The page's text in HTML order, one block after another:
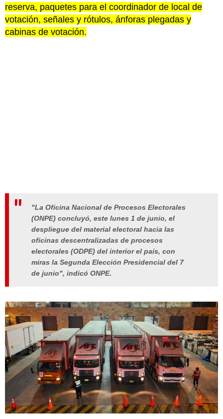
reserva, paquetes para el coordinador de local de
votación, señales y rótulos, ánforas plegadas y
cabinas de votación.
"La Oficina Nacional de Procesos Electorales
(ONPE) concluyó, este lunes 1 de junio, el
despliegue del material electoral hacia las
oficinas descentralizadas de procesos
electorales (ODPE) del interior el país, con
miras la Segunda Elección Presidencial del 7
de junio", indicó ONPE.